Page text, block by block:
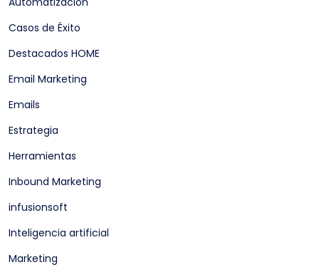
Casos de Éxito
Destacados HOME
Email Marketing
Emails
Estrategia
Herramientas
Inbound Marketing
infusionsoft
Inteligencia artificial
Marketing